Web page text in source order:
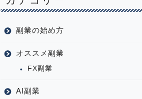
副業の始め方
オススメ副業
FX副業
AI副業